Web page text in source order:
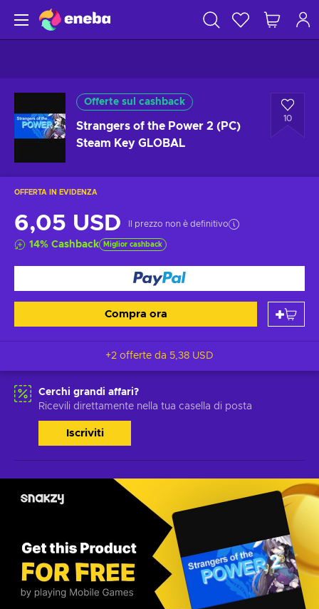
Offerte sul cashback
Strangers of the Power 2 (PC)
Steam Key GLOBAL
10
OFFERTA IN EVIDENZA
6,05 USD Il prezzo non è definitivo
14% Cashback Miglior cashback
Compra ora
+2 offerte da 5,38 USD
Cerchi grandi affari?
Ricevili direttamente nella tua casella di posta
Iscriviti